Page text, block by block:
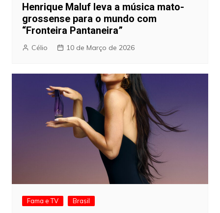
Henrique Maluf leva a música mato-
grossense para o mundo com
“Fronteira Pantaneira”
Célio 10 de Março de 2026
Fama e TV Brasil